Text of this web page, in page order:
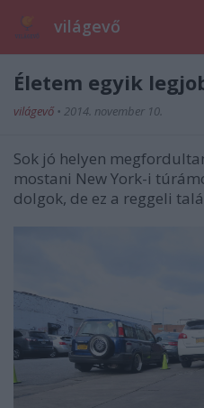
világevő
Életem egyik
világevő • 2014. november 10.
Sok jó helyen
mostani New York-i
dolgok, de ez a reggeli